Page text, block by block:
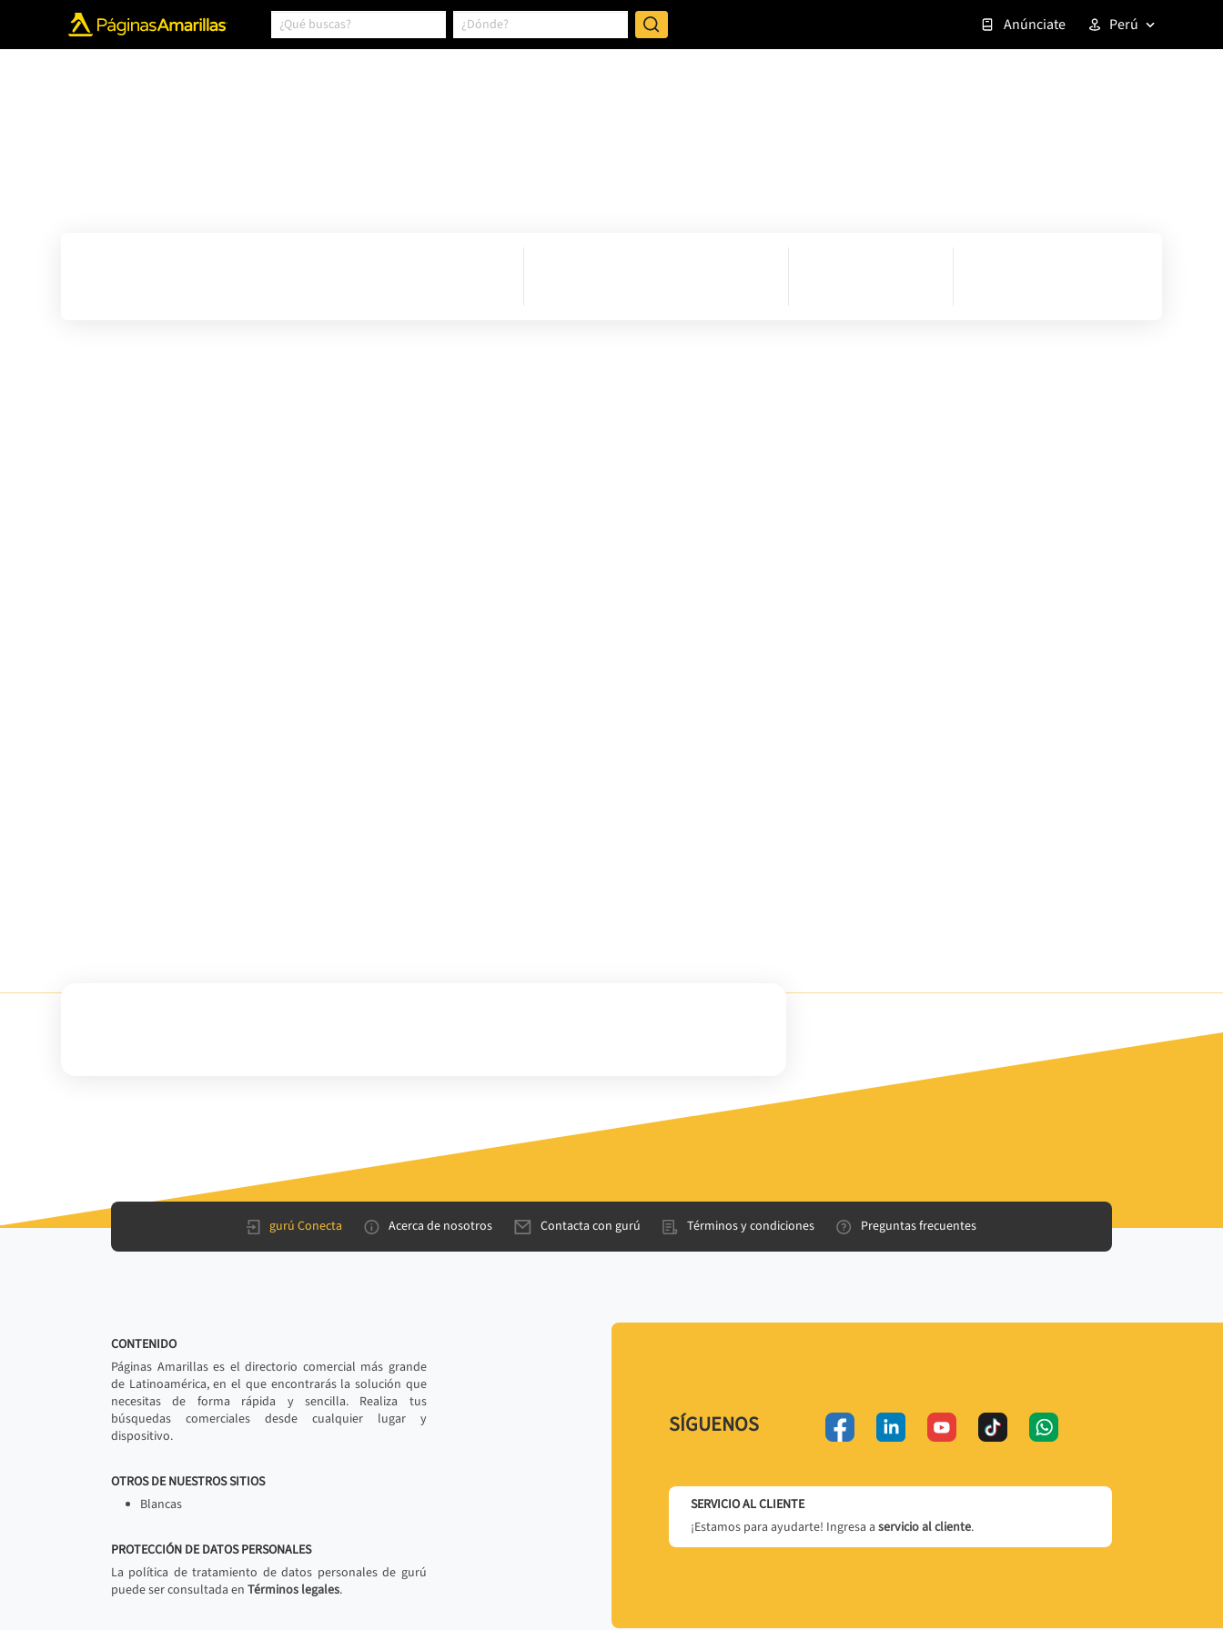
Anúnciate Perú
gurú Conecta Acerca de nosotros Contacta con gurú Términos y condiciones Preguntas frecuentes
CONTENIDO
Páginas Amarillas es el directorio comercial más grande
de Latinoamérica, en el que encontrarás la solución que
necesitas de forma rápida y sencilla. Realiza tus
búsquedas comerciales desde cualquier lugar y
dispositivo.
OTROS DE NUESTROS SITIOS
Blancas
PROTECCIÓN DE DATOS PERSONALES
La política de tratamiento de datos personales de gurú
puede ser consultada en Términos legales.
SÍGUENOS
SERVICIO AL CLIENTE
¡Estamos para ayudarte! Ingresa a servicio al cliente.